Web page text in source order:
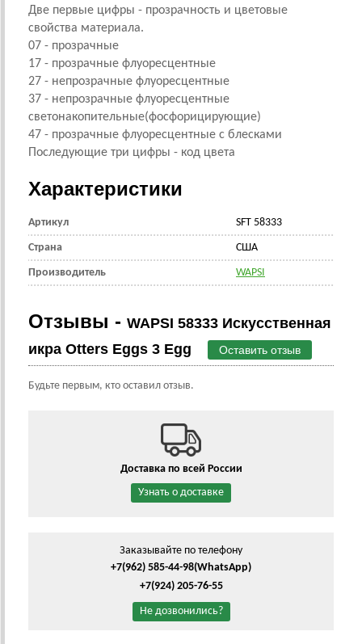
Две первые цифры - прозрачность и цветовые
свойства материала.
07 - прозрачные
17 - прозрачные флуоресцентные
27 - непрозрачные флуоресцентные
37 - непрозрачные флуоресцентные
светонакопительные(фосфорицирующие)
47 - прозрачные флуоресцентные с блесками
Последующие три цифры - код цвета
Характеристики
Артикул SFT 58333
Страна CША
Производитель WAPSI
Отзывы - WAPSI 58333 Искусственная
икра Otters Eggs 3 Egg
Оставить отзыв
Будьте первым, кто оставил отзыв.
Доставка по всей России
Узнать о доставке
Заказывайте по телефону
+7(962) 585-44-98(WhatsApp)
+7(924) 205-76-55
Не дозвонились?